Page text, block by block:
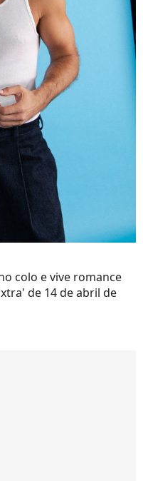
colo e vive romance
de 14 de abril de